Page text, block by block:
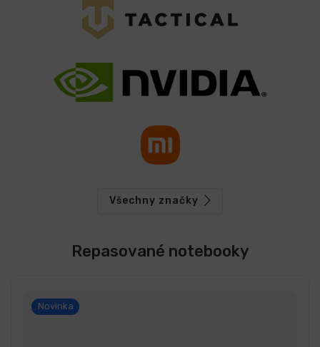
Všechny značky
Repasované notebooky
Novinka